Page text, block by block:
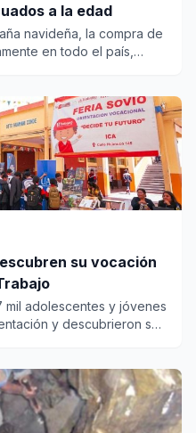
a la edad
navideña, la compra de
en todo el país,
su vocación
mil adolescentes y jóvenes
y descubrieron su